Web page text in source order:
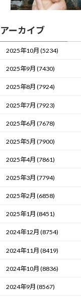
アーカイブ
2025年10月 (5234)
2025年9月 (7430)
2025年8月 (7924)
2025年7月 (7923)
2025年6月 (7678)
2025年5月 (7900)
2025年4月 (7861)
2025年3月 (7794)
2025年2月 (6858)
2025年1月 (8451)
2024年12月 (8754)
2024年11月 (8419)
2024年10月 (8836)
2024年9月 (8567)